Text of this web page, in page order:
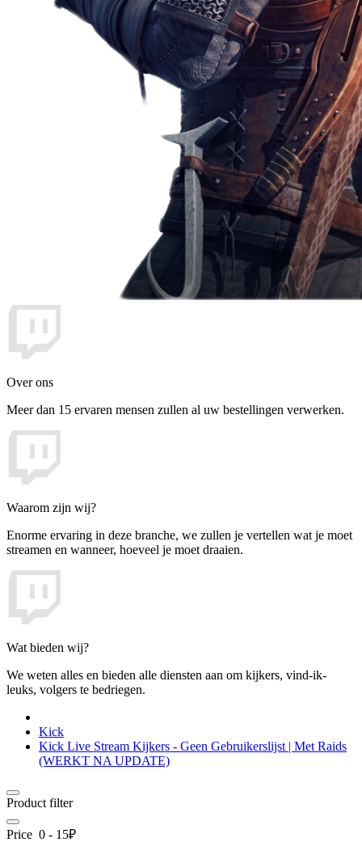
Over ons
Meer dan 15 ervaren mensen zullen al uw bestellingen verwerken.
Waarom zijn wij?
Enorme ervaring in deze branche, we zullen je vertellen wat je moet
streamen en wanneer, hoeveel je moet draaien.
Wat bieden wij?
We weten alles en bieden alle diensten aan om kijkers, vind-ik-
leuks, volgers te bedriegen.
Kick
Kick Live Stream Kijkers - Geen Gebruikerslijst | Met Raids
(WERKT NA UPDATE)
Product filter
Price 0 - 15₽